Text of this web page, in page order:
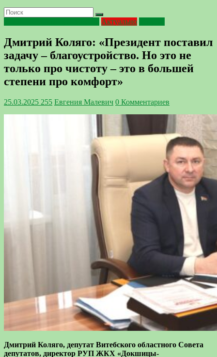
Актуально
Дмитрий Коляго: «Президент поставил
задачу – благоустройство. Но это не
только про чистоту – это в большей
степени про комфорт»
25.03.2025 255 Евгения Малевич 0 Комментариев
Дмитрий Коляго, депутат Витебского областного Совета
депутатов, директор РУП ЖКХ «Докшицы-